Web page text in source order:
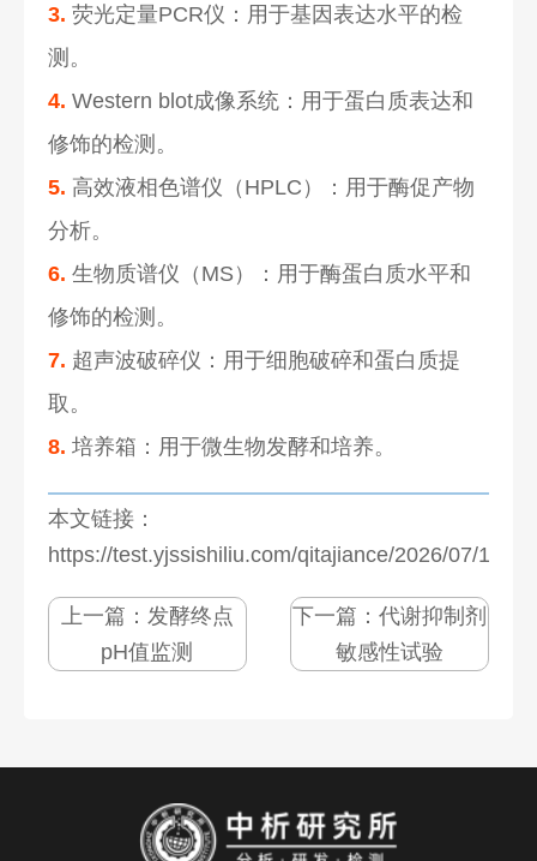
3. 荧光定量PCR仪：用于基因表达水平的检
测。
4. Western blot成像系统：用于蛋白质表达和
修饰的检测。
5. 高效液相色谱仪（HPLC）：用于酶促产物
分析。
6. 生物质谱仪（MS）：用于酶蛋白质水平和
修饰的检测。
7. 超声波破碎仪：用于细胞破碎和蛋白质提
取。
8. 培养箱：用于微生物发酵和培养。
本文链接：
https://test.yjssishiliu.com/qitajiance/2026/07/
上一篇： 发酵终点
pH值监测
下一篇：代谢抑制剂
敏感性试验